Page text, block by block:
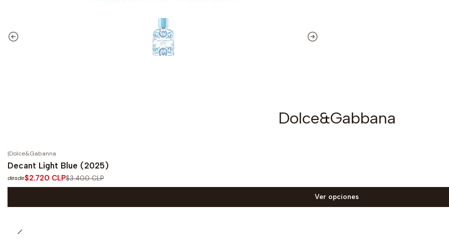
Dolce&Gabbana
|Dolce&Gabanna
Decant Light Blue (2025)
desde$2.720 CLP$3.400 CLP
Ver opciones